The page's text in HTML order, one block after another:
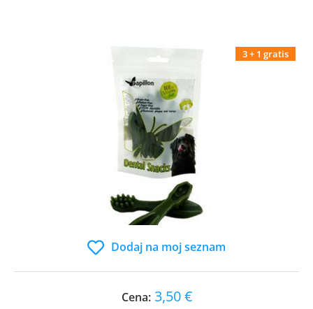
3 + 1 gratis
Dodaj na moj seznam
Cena: 3,50 €